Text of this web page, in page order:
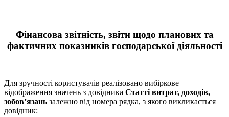
Фінансова звітність, звіти щодо планових та
фактичних показників господарської діяльності
Для зручності користувачів реалізовано вибіркове
відображення значень з довідника Статті витрат, доходів,
зобов’язань залежно від номера рядка, з якого викликається
довідник: